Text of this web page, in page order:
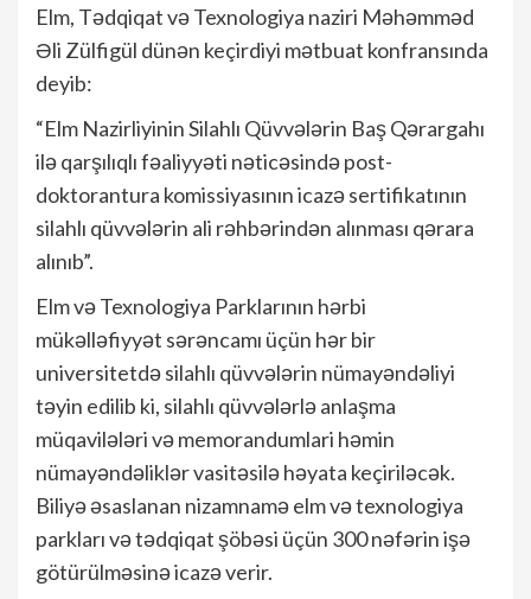
Elm, Tədqiqat və Texnologiya naziri Məhəmməd
Əli Zülfigül dünən keçirdiyi mətbuat konfransında
deyib:
“Elm Nazirliyinin Silahlı Qüvvələrin Baş Qərargahı
ilə qarşılıqlı fəaliyyəti nəticəsində post-
doktorantura komissiyasının icazə sertifikatının
silahlı qüvvələrin ali rəhbərindən alınması qərara
alınıb”.
Elm və Texnologiya Parklarının hərbi
mükəlləfiyyət sərəncamı üçün hər bir
universitetdə silahlı qüvvələrin nümayəndəliyi
təyin edilib ki, silahlı qüvvələrlə anlaşma
müqavilələri və memorandumlari həmin
nümayəndəliklər vasitəsilə həyata keçiriləcək.
Biliyə əsaslanan nizamnamə elm və texnologiya
parkları və tədqiqat şöbəsi üçün 300 nəfərin işə
götürülməsinə icazə verir.